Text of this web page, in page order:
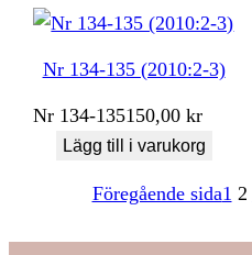
Nr 134-135 (2010:2-3)
Nr 134-135150,00kr
Lägg till i varukorg
Föregående sida1 2